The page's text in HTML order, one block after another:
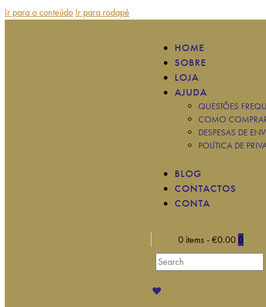
Ir para o conteúdo Ir para rodapé
HOME
SOBRE
LOJA
AJUDA
QUESTÕES
COMO
DESPESAS DE
POLÍTICA DE
BLOG
CONTACTOS
CONTA
0 items - €0.00 0